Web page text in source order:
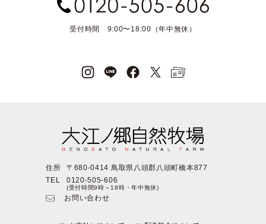
受付時間 9:00〜18:00（年中無休）
住所
〒680-0414 鳥取県八頭郡八頭町橋本877
TEL
0120-505-606
(受付時間9時～18時・年中無休)
お問い合わせ